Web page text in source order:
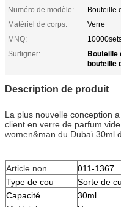
Numéro de modèle:
Bouteille
Matériel de corps:
Verre
MNQ:
Surligner:
Bouteille
bouteille
Description de produit
La plus nouvelle conception
client en verre de parfum
women&man du Dubaï 30ml
Article non.
011-1367
Type de cou
Sorte de
Capacité
30ml